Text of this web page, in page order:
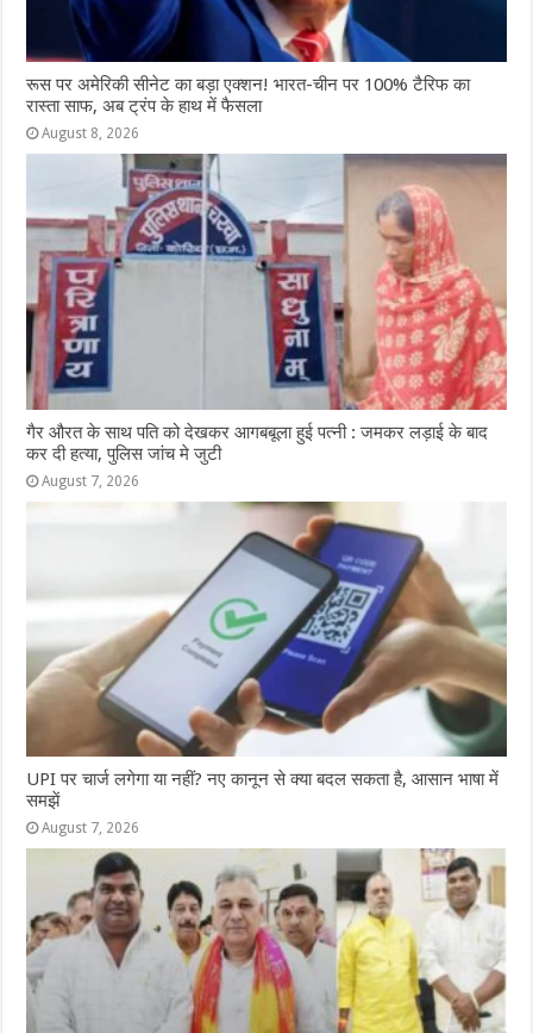
रूस पर अमेरिकी सीनेट का बड़ा एक्शन! भारत-चीन पर 100% टैरिफ का
रास्ता साफ, अब ट्रंप के हाथ में फैसला
August 8, 2026
गैर औरत के साथ पति को देखकर आगबबूला हुई पत्नी : जमकर लड़ाई के बाद
कर दी हत्या, पुलिस जांच मे जुटी
August 7, 2026
UPI पर चार्ज लगेगा या नहीं? नए कानून से क्या बदल सकता है, आसान भाषा में
समझें
August 7, 2026